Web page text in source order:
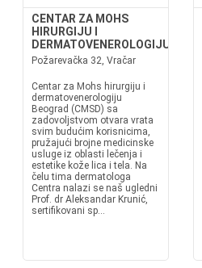
CENTAR ZA MOHS
HIRURGIJU I
DERMATOVENEROLOGIJU
Požarevačka 32, Vračar
Centar za Mohs hirurgiju i
dermatovenerologiju
Beograd (CMSD) sa
zadovoljstvom otvara vrata
svim budućim korisnicima,
pružajući brojne medicinske
usluge iz oblasti lečenja i
estetike kože lica i tela. Na
čelu tima dermatologa
Centra nalazi se naš ugledni
Prof. dr Aleksandar Krunić,
sertifikovani sp...